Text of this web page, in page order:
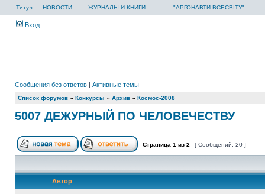
Титул НОВОСТИ ЖУРНАЛЫ И КНИГИ "АРГОНАВТИ ВСЕСВІТУ"
Вход
Сообщения без ответов | Активные темы
Список форумов » Конкурсы » Архив » Космос-2008
5007 ДЕЖУРНЫЙ ПО ЧЕЛОВЕЧЕСТВУ
Страница 1 из 2 [ Сообщений: 20 ]
Автор